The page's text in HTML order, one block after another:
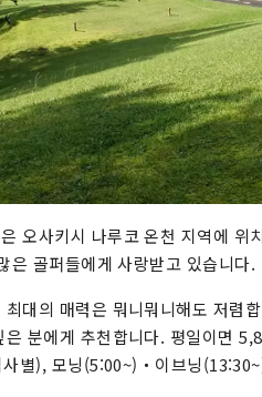
오사키시 나루코 온천 지역에
은 골퍼들에게 사랑받고 있습니다.
최대의 매력은 뭐니뭐니해도 저렴
은 분에게 추천합니다. 평일이면
별), 모닝(5:00~)・이브닝